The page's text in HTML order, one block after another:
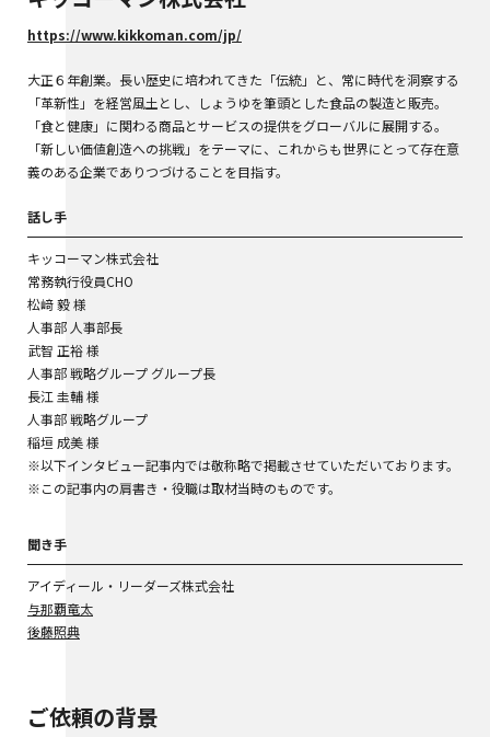
https://www.kikkoman.com/jp/
大正６年創業。長い歴史に培われてきた「伝統」と、常に時代を洞察する
「革新性」を経営風土とし、しょうゆを筆頭とした食品の製造と販売。
「食と健康」に関わる商品とサービスの提供をグローバルに展開する。
「新しい価値創造への挑戦」をテーマに、これからも世界にとって存在意
義のある企業でありつづけることを目指す。
話し手
キッコーマン株式会社
常務執行役員CHO
松﨑 毅 様
人事部 人事部長
武智 正裕 様
人事部 戦略グループ グループ長
長江 圭輔 様
人事部 戦略グループ
稲垣 成美 様
※以下インタビュー記事内では敬称略で掲載させていただいております。
※この記事内の肩書き・役職は取材当時のものです。
聞き手
アイディール・リーダーズ株式会社
与那覇竜太
後藤照典
ご依頼の背景